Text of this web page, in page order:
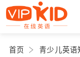
首页 青少儿英语